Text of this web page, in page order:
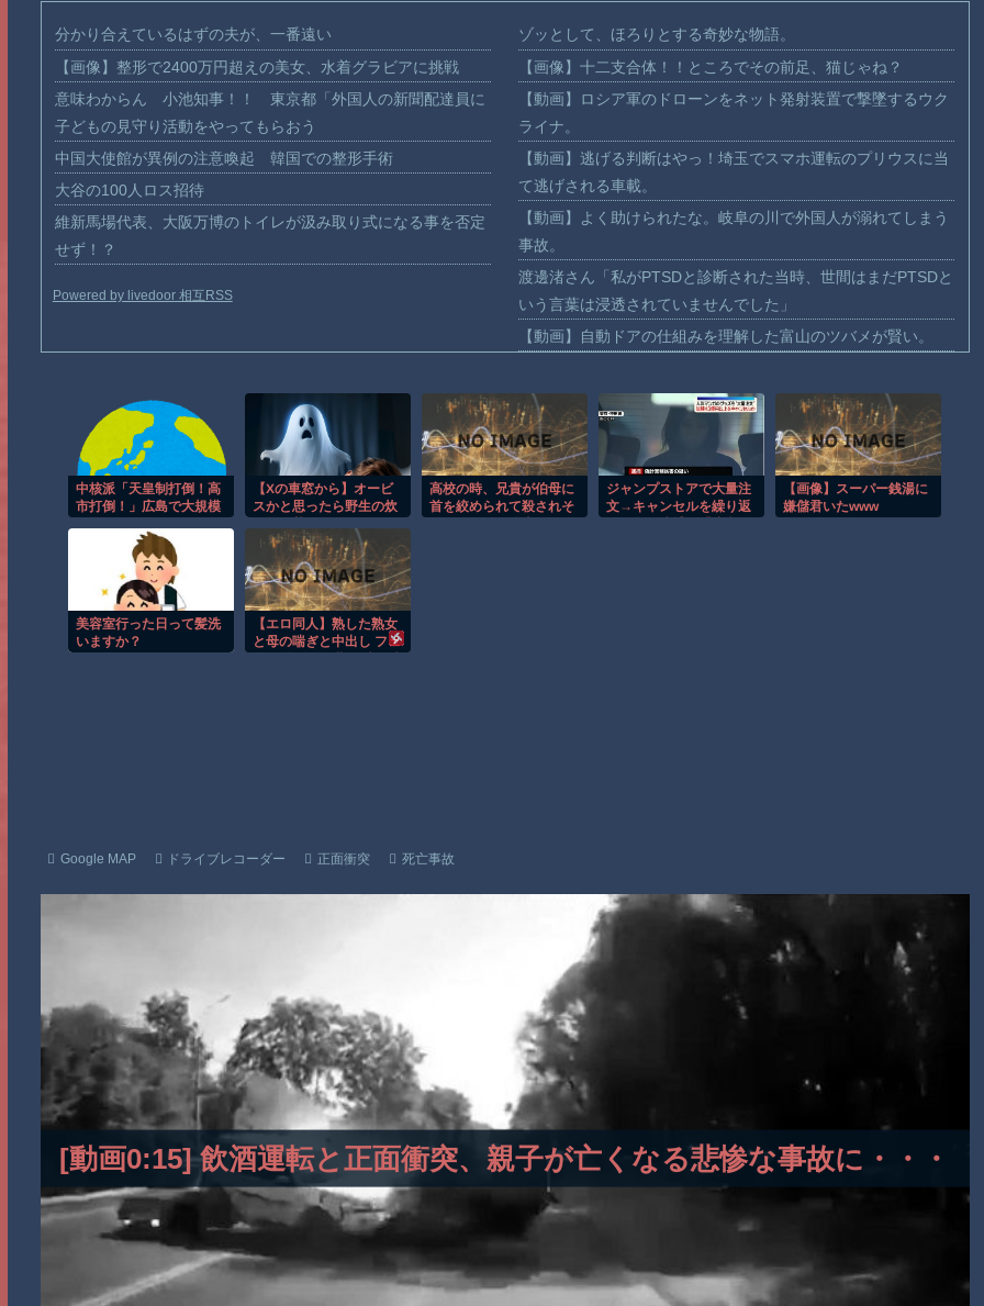
分かり合えているはずの夫が、一番遠い
【画像】整形で2400万円超えの美女、水着グラビアに挑戦
意味わからん 小池知事！！ 東京都「外国人の新聞配達員に
子どもの見守り活動をやってもらおう
中国大使館が異例の注意喚起 韓国での整形手術
大谷の100人ロス招待
維新馬場代表、大阪万博のトイレが汲み取り式になる事を否定
せず！？
Powered by livedoor 相互RSS
ゾッとして、ほろりとする奇妙な物語。
【画像】十二支合体！！ところでその前足、猫じゃね？
【動画】ロシア軍のドローンをネット発射装置で撃墜するウク
ライナ。
【動画】逃げる判断はやっ！埼玉でスマホ運転のプリウスに当
て逃げされる車載。
【動画】よく助けられたな。岐阜の川で外国人が溺れてしまう
事故。
渡邊渚さん「私がPTSDと診断された当時、世間はまだPTSDと
いう言葉は浸透されていませんでした」
【動画】自動ドアの仕組みを理解した富山のツバメが賢い。
（50%還元）」を開催！
【動画】高速道路を走行中の車からリアガラスが飛んでくる事
故(ﾟoﾟ)
子供向け漫画、謎の闇の大会に参加しがち問題
【朗報】大人気漫画「GANTZ」がAmazonでなんと全巻100円
中核派「天皇制打倒！高
市打倒！」広島で大規模
【Xの車窓から】オービ
スかと思ったら野生の炊
高校の時、兄貴が伯母に
首を絞められて殺されそ
ジャンプストアで大量注
文→キャンセルを繰り返
【画像】スーパー銭湯に
嫌儲君いたwww
美容室行った日って髪洗
いますか？
【エロ同人】熟した熟女
と母の喘ぎと中出し フェ
Google MAP ドライブレコーダー 正面衝突 死亡事故
[動画0:15] 飲酒運転と正面衝突、親子が亡くなる悲惨な事故に・・・